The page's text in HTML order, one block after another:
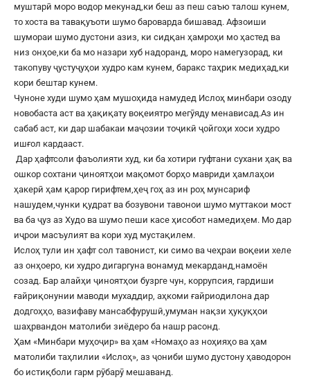
муштарӣ моро водор мекунад,ки беш аз пеш саъю талош кунем,
то хоста ва тавақуъоти шумо бароварда бишавад. Афзоиши
шумораи шумо дустони азиз, ки сидқан ҳамроҳи мо ҳастед ва
низ онҳое,ки ба мо назари хуб надоранд, моро намегузорад, ки
такопуву ҷустуҷуҳои худро кам кунем, баракс таҳрик медиҳад,ки
кори бештар кунем.
Чуноне худи шумо ҳам мушоҳида намудед Ислоҳ минбари озоду
новобаста аст ва ҳақиқату воқеиятро мегӯяду менависад.Аз ин
сабаб аст, ки дар шабакаи маҷозии тоҷикӣ ҷойгоҳи хоси худро
ишғол кардааст.
Дар ҳафтсоли фаъолияти худ, ки ба хотири гуфтани сухани ҳақ ва
ошкор сохтани ҷиноятҳои мақомот борҳо мавриди ҳамлаҳои
ҳакерӣ ҳам қарор гирифтем,ҳеҷ гоҳ аз ин роҳ мунсариф
нашудем,чунки қудрат ва бозувони тавонои шумо муттакои мост
ва ба ҷуз аз Худо ва шумо пеши касе ҳисобот намедиҳем. Мо дар
иҷрои масъулият ва кори худ мустақилем.
Ислоҳ тули ин ҳафт сол тавонист, ки симо ва чеҳраи воқеии хеле
аз онҳоеро, ки худро дигаргуна вонамуд мекарданд,намоён
созад. Бар алайҳи ҷиноятҳои бузрге чун, коррупсия, гардиши
ғайриқонунии маводи мухаддир, аҳкоми ғайриодилона дар
додгоҳҳо, вазифаву мансабфурушӣ,умуман нақзи ҳуқуқҳои
шаҳрвандон матолиби зиёдеро ба нашр расонд.
Ҳам «Минбари муҳоҷир» ва ҳам «Номаҳо аз ноҳияҳо ва ҳам
матолиби таҳлилии «Ислоҳ», аз ҷониби шумо дустону ҳаводорон
бо истиқболи гарм рӯбарӯ мешаванд.